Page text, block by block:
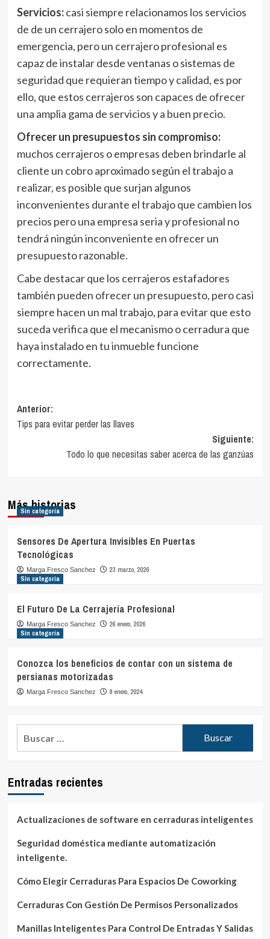
Servicios:casi siempre relacionamos los servicios
de de un cerrajero solo en momentos de
emergencia, pero un cerrajero profesional es
capaz de instalar desde ventanas o sistemas de
seguridad que requieran tiempo y calidad, es por
ello, que estos cerrajeros son capaces de ofrecer
una amplia gama de servicios y a buen precio.
Ofrecer un presupuestos sin compromiso:
muchos cerrajeros o empresas deben brindarle al
cliente un cobro aproximado según el trabajo a
realizar, es posible que surjan algunos
inconvenientes durante el trabajo que cambien los
precios pero una empresa seria y profesional no
tendrá ningún inconveniente en ofrecer un
presupuesto razonable.
Cabe destacar que los cerrajeros estafadores
también pueden ofrecer un presupuesto, pero casi
siempre hacen un mal trabajo, para evitar que esto
suceda verifica que el mecanismo o cerradura que
haya instalado en tu inmueble funcione
correctamente.
Navegación
de
entradas
Anterior:
Tips para evitar perder las llaves
Siguiente:
Todo lo que necesitas saber acerca de las ganzúas
Más historias
Sin categoría
Sensores De Apertura Invisibles En Puertas
Tecnológicas
Marga Fresco Sanchez
23 marzo, 2026
Sin categoría
El Futuro De La Cerrajería Profesional
Marga Fresco Sanchez
26 enero, 2026
Sin categoría
Conozca los beneficios de contar con un sistema de
persianas motorizadas
Marga Fresco Sanchez 8 enero, 2024
Entradas recientes
Actualizaciones de software en cerraduras inteligentes
Seguridad doméstica mediante automatización
inteligente.
Cómo Elegir Cerraduras Para Espacios De Coworking
Cerraduras Con Gestión De Permisos Personalizados
Manillas Inteligentes Para Control De Entradas Y Salidas